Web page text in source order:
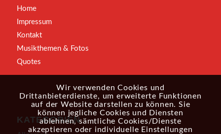
Home
Impressum
Kontakt
Musikthemen & Fotos
Quotes
KATEGORIEN
Wir verwenden Cookies und
Drittanbieterdienste, um erweiterte Funktionen
auf der Website darstellen zu können. Sie
können jegliche Cookies und Diensten
ablehnen, sämtliche Cookies/Dienste
akzeptieren oder individuelle Einstellungen